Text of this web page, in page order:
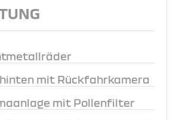
mit Rückfahrkamera
mit Pollenfilter